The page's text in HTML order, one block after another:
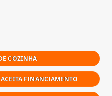
COZINHA
FINANCIAMENTO